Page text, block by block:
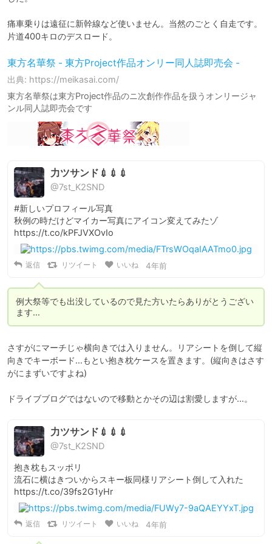
痛車乗りは遠征に新幹線など使いません。当然のごとく自走です。
片道400キロのデスロード。
東方名華祭 - 東方Project作品オンリー同人誌即売会 -
出典: https://meikasai.com/
東方名華祭は東方Project作品のニ次創作作品を扱うオンリージャ
ンル同人誌即売会です
力ツサンド💉💉💉
@7st_K2SND
#新しいプロフィール写真
秋例の時だけどマイカー写真にアイコン変えてみたゾ
https://t.co/kPFJVXOvIo
返信 リツイート いいね 4年前
例大祭等でも出没しているので見た方いたらありがとうござい
ます…
さすがにマーチじゃ横向きでは入りません。リアシートを倒して縦
向きでキーボード…もとい抱き枕ケースを置きます。(縦向きはさす
がにまずいですよね)
ドライブブログではないので移動とかその辺は割愛しますが…。
力ツサンド💉💉💉
@7st_K2SND
抱き枕もスッポリ
流石に横はきついからスキー板同様リアシート倒して入れた
https://t.co/39fs2G1yHr
返信 リツイート いいね 4年前